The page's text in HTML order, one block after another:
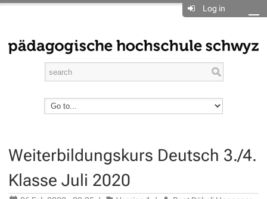
Log in
Weiterbildungskurs Deutsch 3./4.
Klasse Juli 2020